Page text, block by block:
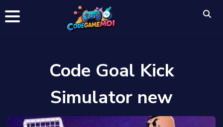
Code Goal Kick
Simulator new